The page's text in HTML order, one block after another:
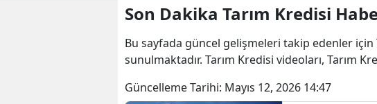
Son Dakika Tarım Kredisi
Bu sayfada güncel gelişmeleri takip edenler
sunulmaktadır. Tarım Kredisi videoları, Tarım
Güncelleme Tarihi: Mayıs 12, 2026 14:47